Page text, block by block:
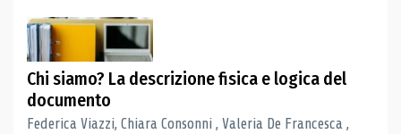
Chi siamo? La descrizione fisica e logica del
documento
Federica Viazzi, Chiara Consonni , Valeria De Francesca ,